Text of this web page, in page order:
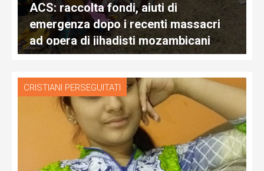
ACS: raccolta fondi, aiuti di
emergenza dopo i recenti massacri
ad opera di jihadisti mozambicani
CRISTIANI PERSEGUITATI